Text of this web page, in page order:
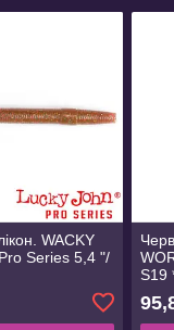
WACKY
Series 5,4 "/
S19